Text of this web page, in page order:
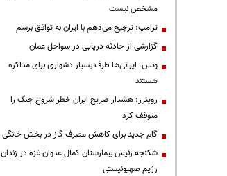
مشخص نیست
ترامپ: ترجیح می‌دهم با ایران به توافق برسم
گزارشی از حادثه دریایی در سواحل عمان
ونس: ایرانی‌ها طرف بسیار دشواری برای مذاکره
هستند
رویترز: هشدار صریح ایران خطر شروع جنگ را
متوقف کرد
گام جدید برای کاهش مصرف گاز در بخش خانگی
شکنجه رئیس بیمارستان کمال عدوان غزه در زندان
رژیم صهیونیستی